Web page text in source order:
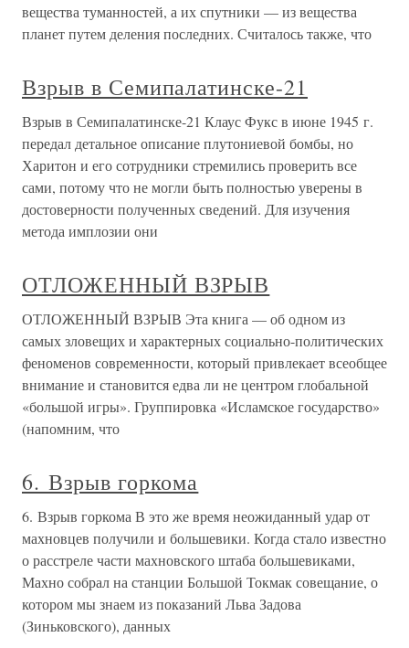
вещества туманностей, а их спутники — из вещества
планет путем деления последних. Считалось также, что
Взрыв в Семипалатинске-21
Взрыв в Семипалатинске-21 Клаус Фукс в июне 1945 г.
передал детальное описание плутониевой бомбы, но
Харитон и его сотрудники стремились проверить все
сами, потому что не могли быть полностью уверены в
достоверности полученных сведений. Для изучения
метода имплозии они
ОТЛОЖЕННЫЙ ВЗРЫВ
ОТЛОЖЕННЫЙ ВЗРЫВ Эта книга — об одном из
самых зловещих и характерных социально-политических
феноменов современности, который привлекает всеобщее
внимание и становится едва ли не центром глобальной
«большой игры». Группировка «Исламское государство»
(напомним, что
6. Взрыв горкома
6. Взрыв горкома В это же время неожиданный удар от
махновцев получили и большевики. Когда стало известно
о расстреле части махновского штаба большевиками,
Махно собрал на станции Большой Токмак совещание, о
котором мы знаем из показаний Льва Задова
(Зиньковского), данных